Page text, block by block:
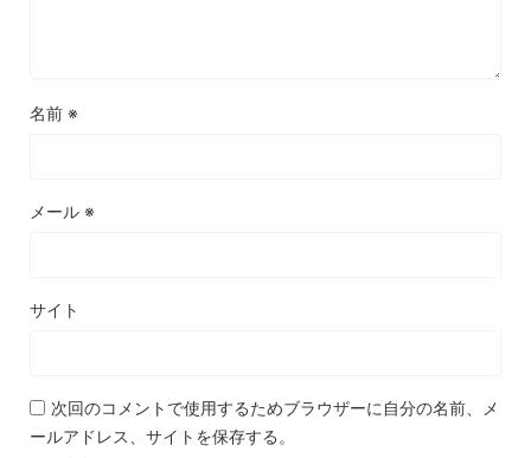
名前 ※
メール ※
サイト
次回のコメントで使用するためブラウザーに自分の名前、メ
ールアドレス、サイトを保存する。